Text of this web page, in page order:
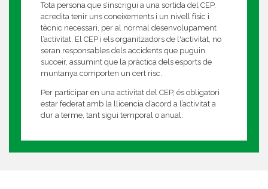
Tota persona que s’inscrigui a una sortida del CEP,
acredita tenir uns coneixements i un nivell físic i
tècnic necessari, per al normal desenvolupament
l’activitat. El CEP i els organitzadors de l'activitat, no
seran responsables dels accidents que puguin
succeir, assumint que la pràctica dels esports de
muntanya comporten un cert risc.
Per participar en una activitat del CEP, és obligatori
estar federat amb la llicencia d’acord a l’activitat a
dur a terme, tant sigui temporal o anual.